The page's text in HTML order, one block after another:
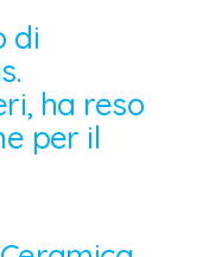
di
ha reso
per il